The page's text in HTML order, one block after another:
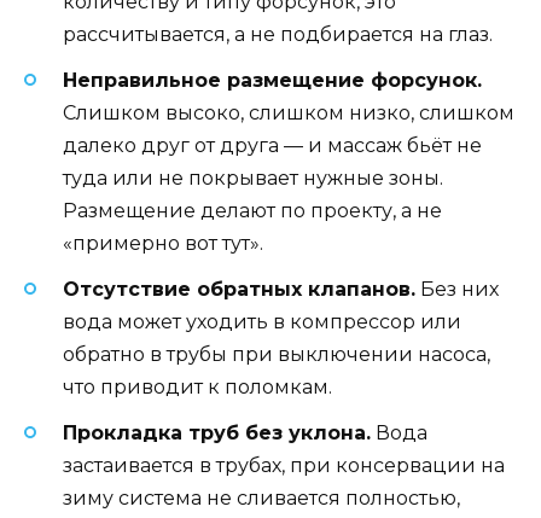
рассчитывается, а не подбирается на глаз.
Неправильное размещение форсунок.
Слишком высоко, слишком низко, слишком
далеко друг от друга — и массаж бьёт не
туда или не покрывает нужные зоны.
Размещение делают по проекту, а не
«примерно вот тут».
Отсутствие обратных клапанов. Без них
вода может уходить в компрессор или
обратно в трубы при выключении насоса,
что приводит к поломкам.
Прокладка труб без уклона. Вода
застаивается в трубах, при консервации на
зиму система не сливается полностью,